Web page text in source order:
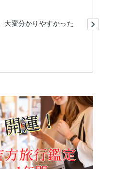
大変分かりやすかった